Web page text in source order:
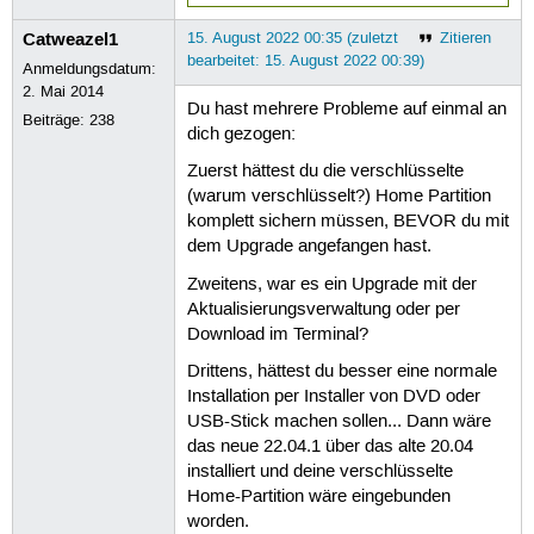
Catweazel1
Anmeldungsdatum:
2. Mai 2014
Beiträge:238
Zitieren
15. August 2022 00:35 (zuletzt
bearbeitet: 15. August 2022 00:39)
Du hast mehrere Probleme auf einmal an
dich gezogen:
Zuerst hättest du die verschlüsselte
(warum verschlüsselt?) Home Partition
komplett sichern müssen, BEVOR du mit
dem Upgrade angefangen hast.
Zweitens, war es ein Upgrade mit der
Aktualisierungsverwaltung oder per
Download im Terminal?
Drittens, hättest du besser eine normale
Installation per Installer von DVD oder
USB-Stick machen sollen... Dann wäre
das neue 22.04.1 über das alte 20.04
installiert und deine verschlüsselte
Home-Partition wäre eingebunden
worden.